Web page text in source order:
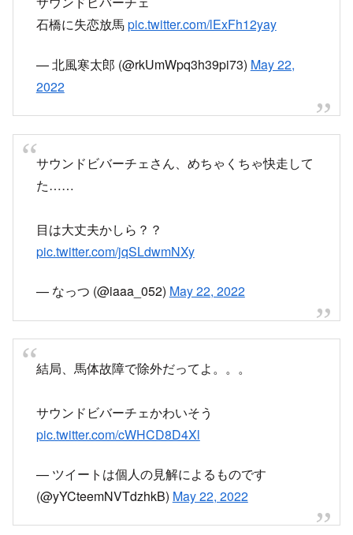
サウンドビバーチェ
石橋に失恋放馬pic.twitter.com/lExFh12yay
— 北風寒太郎 (@rkUmWpq3h39pi73)May 22,
2022
サウンドビバーチェさん、めちゃくちゃ快走して
目は大丈夫かしら？？
サウンドビバーチェかわいそう
— ツイートは個人の見解によるものです